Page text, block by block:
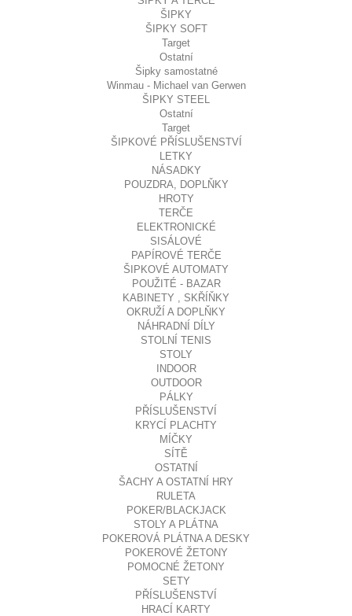
ŠIPKY
ŠIPKY SOFT
Target
Ostatní
Šipky samostatné
Winmau - Michael van Gerwen
ŠIPKY STEEL
Ostatní
Target
ŠIPKOVÉ PŘÍSLUŠENSTVÍ
LETKY
NÁSADKY
POUZDRA, DOPLŇKY
HROTY
TERČE
ELEKTRONICKÉ
SISÁLOVÉ
PAPÍROVÉ TERČE
ŠIPKOVÉ AUTOMATY
POUŽITÉ - BAZAR
KABINETY , SKŘÍŇKY
OKRUŽÍ A DOPLŇKY
NÁHRADNÍ DÍLY
STOLNÍ TENIS
STOLY
INDOOR
OUTDOOR
PÁLKY
PŘÍSLUŠENSTVÍ
KRYCÍ PLACHTY
MÍČKY
SÍTĚ
OSTATNÍ
ŠACHY A OSTATNÍ HRY
RULETA
POKER/BLACKJACK
STOLY A PLÁTNA
POKEROVÁ PLÁTNA A DESKY
POKEROVÉ ŽETONY
POMOCNÉ ŽETONY
SETY
PŘÍSLUŠENSTVÍ
HRACÍ KARTY